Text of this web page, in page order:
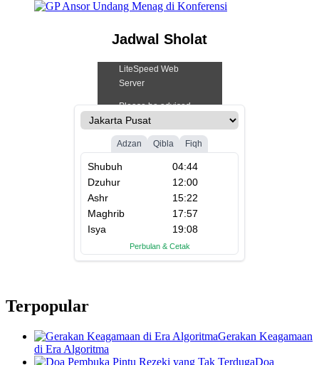
Jadwal Sholat
Terpopular
Gerakan Keagamaan
di Era Algoritma
Doa